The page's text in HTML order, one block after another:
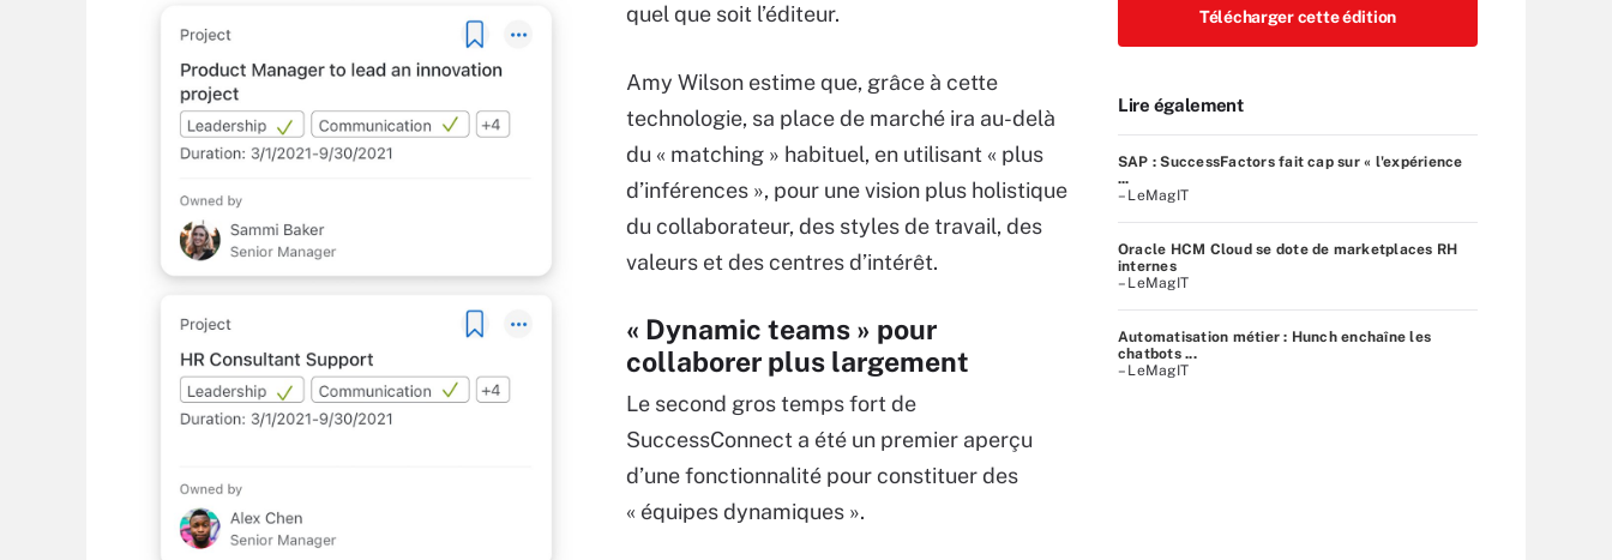
quel que soit l’éditeur.
Amy Wilson estime que, grâce à cette
technologie, sa place de marché ira au-delà
du « matching » habituel, en utilisant « plus
d’inférences », pour une vision plus holistique
du collaborateur, des styles de travail, des
valeurs et des centres d’intérêt.
« Dynamic teams » pour
collaborer plus largement
Le second gros temps fort de
SuccessConnect a été un premier aperçu
d’une fonctionnalité pour constituer des
« équipes dynamiques ».
Télécharger cette édition
Lire également
SAP : SuccessFactors fait cap sur « l'expérience
...
– LeMagIT
Oracle HCM Cloud se dote de marketplaces RH
internes
– LeMagIT
Automatisation métier : Hunch enchaîne les
chatbots ...
– LeMagIT